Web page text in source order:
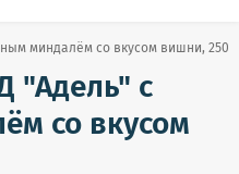
миндалём со вкусом вишни, 250 г
"Адель" с
со вкусом